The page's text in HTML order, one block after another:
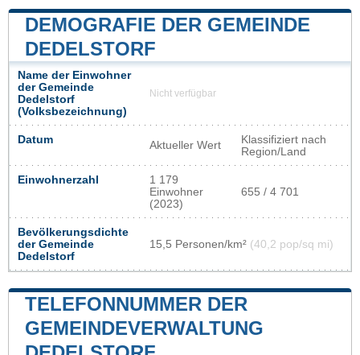
DEMOGRAFIE DER GEMEINDE
DEDELSTORF
Name der Einwohner
der Gemeinde
Dedelstorf
(Volksbezeichnung)
Nicht verfügbar
Datum Aktueller Wert
Klassifiziert nach
Region/Land
Einwohnerzahl
1 179
Einwohner
(2023)
655 / 4 701
Bevölkerungsdichte
der Gemeinde
Dedelstorf
15,5 Personen/km² (40,2 pop/sq mi)
TELEFONNUMMER DER
GEMEINDEVERWALTUNG